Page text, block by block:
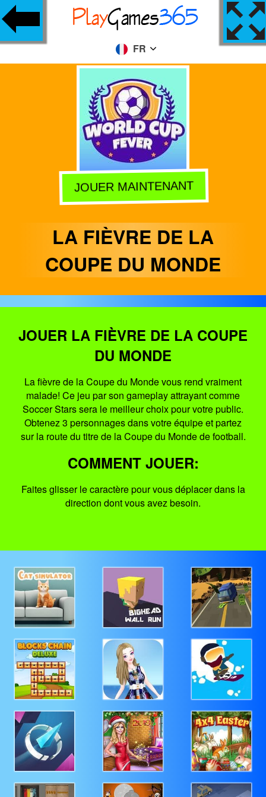
FR
JOUER MAINTENANT
LA FIÈVRE DE LA
COUPE DU MONDE
JOUER LA FIÈVRE DE LA COUPE
DU MONDE
La fièvre de la Coupe du Monde vous rend vraiment
malade! Ce jeu par son gameplay attrayant comme
Soccer Stars sera le meilleur choix pour votre public.
Obtenez 3 personnages dans votre équipe et partez
sur la route du titre de la Coupe du Monde de football.
COMMENT JOUER:
Faites glisser le caractère pour vous déplacer dans la
direction dont vous avez besoin.